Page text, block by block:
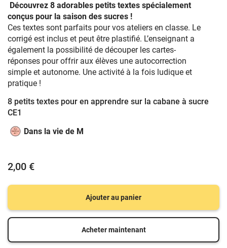
Découvrez 8 adorables petits textes spécialement
conçus pour la saison des sucres !
Ces textes sont parfaits pour vos ateliers en classe. Le
corrigé est inclus et peut être plastifié. L’enseignant a
également la possibilité de découper les cartes-
réponses pour offrir aux élèves une autocorrection
simple et autonome. Une activité à la fois ludique et
pratique !
8 petits textes pour en apprendre sur la cabane à sucre
CE1
Dans la vie de M
2,00 €
Ajouter au panier
Acheter maintenant